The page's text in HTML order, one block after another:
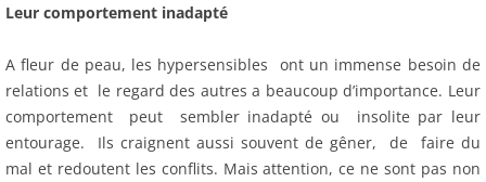
Leur comportement inadapté
A fleur de peau, les hypersensibles ont un immense besoin de
relations et le regard des autres a beaucoup d’importance. Leur
comportement peut sembler inadapté ou insolite par leur
entourage. Ils craignent aussi souvent de gêner, de faire du
mal et redoutent les conflits. Mais attention, ce ne sont pas non